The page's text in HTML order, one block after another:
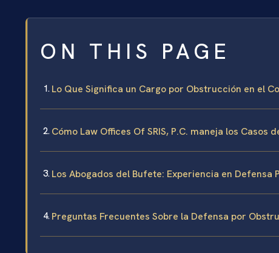
ON THIS PAGE
Lo Que Significa un Cargo por Obstrucción en el
Cómo Law Offices Of SRIS, P.C. maneja los Casos
Los Abogados del Bufete: Experiencia en Defensa
Preguntas Frecuentes Sobre la Defensa por